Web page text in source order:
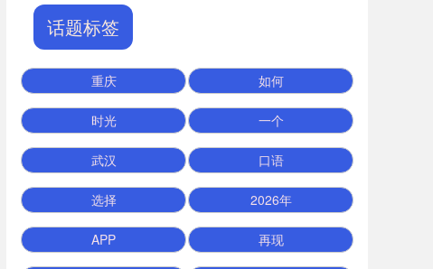
话题标签
重庆 如何
时光 一个
武汉 口语
选择 2026年
APP 再现